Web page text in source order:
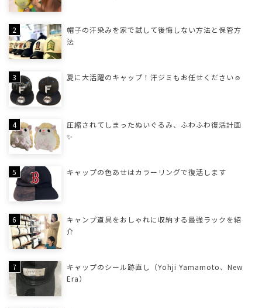
帽子の汗染みを家で試して後悔しない方法と保管方
法
夏に大活躍のキャップ！汗ジミもお任せください☺
圧縮されてしまったぬいぐるみ、ふわふわ復活計画
✨
キャップの色あせはカラーリングで復活します
キャンプ道具をおしゃれに収納する最強ラックを紹
介
キャップのシール跡直し（Yohji Yamamoto、New
Era）